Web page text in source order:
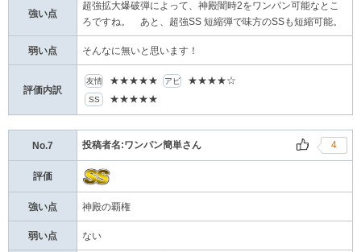
強い点
超強拡大爆破弾によって、神殿闇時2をワンパン可能なとこ
ろですね。 あと、超強SS 短縮弾で味方のSSも短縮可能。
弱い点 そんなに無いと思います！
評価内訳
友情 ★★★★★ アビ ★★★★☆
SS ★★★★★
No.7 投稿者名:ワンパン簡単さん 4
評価
強い点 神殿の覇権
弱い点 ない